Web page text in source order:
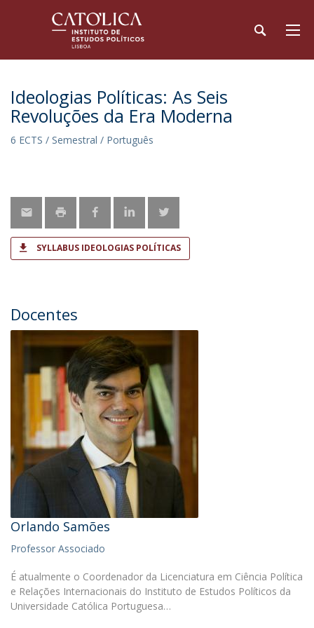
Ideologias Políticas: As Seis
Revoluções da Era Moderna
6 ECTS / Semestral / Português
SYLLABUS IDEOLOGIAS POLÍTICAS
Docentes
Orlando Samões
Professor Associado
É atualmente o Coordenador da Licenciatura em Ciência Política
e Relações Internacionais do Instituto de Estudos Políticos da
Universidade Católica Portuguesa…